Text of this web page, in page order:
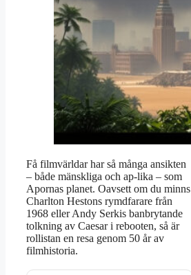
Få filmvärldar har så många ansikten
– både mänskliga och ap-lika – som
Apornas planet. Oavsett om du minns
Charlton Hestons rymdfarare från
1968 eller Andy Serkis banbrytande
tolkning av Caesar i rebooten, så är
rollistan en resa genom 50 år av
filmhistoria.